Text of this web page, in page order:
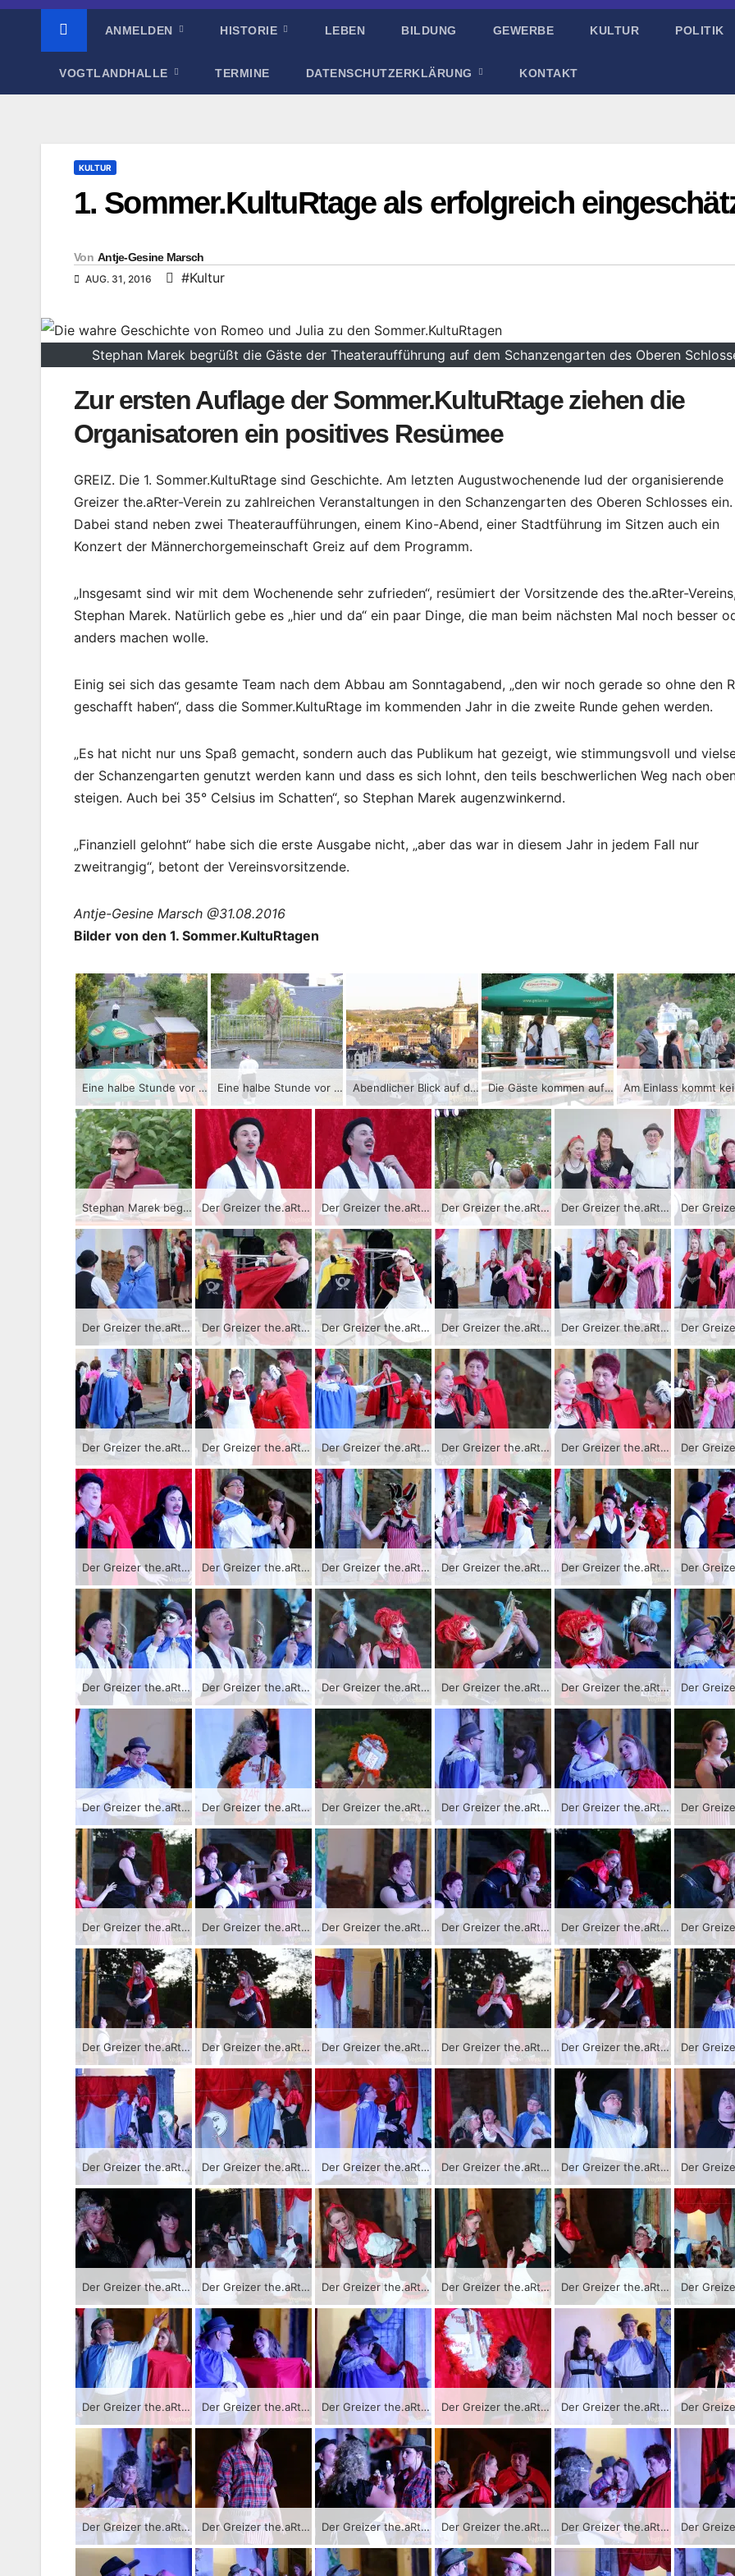
ANMELDEN HISTORIE LEBEN BILDUNG GEWERBE KULTUR POLITIK
VOGTLANDHALLE TERMINE DATENSCHUTZERKLÄRUNG KONTAKT
KULTUR
1. Sommer.KultuRtage als erfolgreich
Von Antje-Gesine Marsch
AUG. 31, 2016 #Kultur
Stephan Marek begrüßt die Gäste der Theateraufführung auf dem Schanzengarten des Oberen
Zur ersten Auflage der Sommer.KultuRtage ziehen die
Organisatoren ein positives Resümee
GREIZ. Die 1. Sommer.KultuRtage sind Geschichte. Am letzten Augustwochenende lud der organisierende
Greizer the.aRter-Verein zu zahlreichen Veranstaltungen in den Schanzengarten des Oberen Schlosses ein.
Dabei stand neben zwei Theateraufführungen, einem Kino-Abend, einer Stadtführung im Sitzen auch ein
Konzert der Männerchorgemeinschaft Greiz auf dem Programm.
„Insgesamt sind wir mit dem Wochenende sehr zufrieden“, resümiert der Vorsitzende des the.aRter-Vereins,
Stephan Marek. Natürlich gebe es „hier und da“ ein paar Dinge, die man beim nächsten Mal noch besser
anders machen wolle.
Einig sei sich das gesamte Team nach dem Abbau am Sonntagabend, „den wir noch gerade so ohne den
geschafft haben“, dass die Sommer.KultuRtage im kommenden Jahr in die zweite Runde gehen werden.
„Es hat nicht nur uns Spaß gemacht, sondern auch das Publikum hat gezeigt, wie stimmungsvoll und
der Schanzengarten genutzt werden kann und dass es sich lohnt, den teils beschwerlichen Weg nach
steigen. Auch bei 35° Celsius im Schatten“, so Stephan Marek augenzwinkernd.
„Finanziell gelohnt“ habe sich die erste Ausgabe nicht, „aber das war in diesem Jahr in jedem Fall nur
zweitrangig“, betont der Vereinsvorsitzende.
Antje-Gesine Marsch @31.08.2016
Bilder von den 1. Sommer.KultuRtagen
Eine halbe Stunde vor Veranstaltungbeginn ein Blick auf den Schanzengarten. Eine halbe Stunde vor Veranstaltungbeginn ein Blick auf den Schanzengarten. Abendlicher Blick auf die Stadt Greiz. Die Gäste kommen auf die Schanze des Oberen Schlosses.
Stephan Marek begrüßt die Gäste der Theateraufführung auf dem Schanzengarten des Oberen Schlosses. Der Greizer the.aRter-Verein bringt als Auftakt der Sommer.KultuRtage das Stück „Die wahre Geschichte von Romeo und Julia“ zur Aufführung. Der Greizer the.aRter-Verein bringt als Auftakt der Sommer.KultuRtage das Stück „Die wahre Geschichte von Romeo und Julia“ zur Aufführung. Der Greizer the.aRter-Verein bringt als Auftakt der Sommer.KultuRtage das Stück „Die wahre Geschichte von Romeo und Julia“ zur Aufführung. Der Greizer the.aRter-Verein bringt als Auftakt der Sommer.KultuRtage das Stück „Die wahre Geschichte von Romeo und Julia“ zur Aufführung.
Der Greizer the.aRter-Verein bringt als Auftakt der Sommer.KultuRtage das Stück „Die wahre Geschichte von Romeo und Julia“ zur Aufführung. Der Greizer the.aRter-Verein bringt als Auftakt der Sommer.KultuRtage das Stück „Die wahre Geschichte von Romeo und Julia“ zur Aufführung. Der Greizer the.aRter-Verein bringt als Auftakt der Sommer.KultuRtage das Stück „Die wahre Geschichte von Romeo und Julia“ zur Aufführung. Der Greizer the.aRter-Verein bringt als Auftakt der Sommer.KultuRtage das Stück „Die wahre Geschichte von Romeo und Julia“ zur Aufführung. Der Greizer the.aRter-Verein bringt als Auftakt der Sommer.KultuRtage das Stück „Die wahre Geschichte von Romeo und Julia“ zur Aufführung.
Der Greizer the.aRter-Verein bringt als Auftakt der Sommer.KultuRtage das Stück „Die wahre Geschichte von Romeo und Julia“ zur Aufführung. Der Greizer the.aRter-Verein bringt als Auftakt der Sommer.KultuRtage das Stück „Die wahre Geschichte von Romeo und Julia“ zur Aufführung. Der Greizer the.aRter-Verein bringt als Auftakt der Sommer.KultuRtage das Stück „Die wahre Geschichte von Romeo und Julia“ zur Aufführung. Der Greizer the.aRter-Verein bringt als Auftakt der Sommer.KultuRtage das Stück „Die wahre Geschichte von Romeo und Julia“ zur Aufführung. Der Greizer the.aRter-Verein bringt als Auftakt der Sommer.KultuRtage das Stück „Die wahre Geschichte von Romeo und Julia“ zur Aufführung.
Der Greizer the.aRter-Verein bringt als Auftakt der Sommer.KultuRtage das Stück „Die wahre Geschichte von Romeo und Julia“ zur Aufführung. Der Greizer the.aRter-Verein bringt als Auftakt der Sommer.KultuRtage das Stück „Die wahre Geschichte von Romeo und Julia“ zur Aufführung. Der Greizer the.aRter-Verein bringt als Auftakt der Sommer.KultuRtage das Stück „Die wahre Geschichte von Romeo und Julia“ zur Aufführung. Der Greizer the.aRter-Verein bringt als Auftakt der Sommer.KultuRtage das Stück „Die wahre Geschichte von Romeo und Julia“ zur Aufführung. Der Greizer the.aRter-Verein bringt als Auftakt der Sommer.KultuRtage das Stück „Die wahre Geschichte von Romeo und Julia“ zur Aufführung.
Der Greizer the.aRter-Verein bringt als Auftakt der Sommer.KultuRtage das Stück „Die wahre Geschichte von Romeo und Julia“ zur Aufführung. Der Greizer the.aRter-Verein bringt als Auftakt der Sommer.KultuRtage das Stück „Die wahre Geschichte von Romeo und Julia“ zur Aufführung. Der Greizer the.aRter-Verein bringt als Auftakt der Sommer.KultuRtage das Stück „Die wahre Geschichte von Romeo und Julia“ zur Aufführung. Der Greizer the.aRter-Verein bringt als Auftakt der Sommer.KultuRtage das Stück „Die wahre Geschichte von Romeo und Julia“ zur Aufführung. Der Greizer the.aRter-Verein bringt als Auftakt der Sommer.KultuRtage das Stück „Die wahre Geschichte von Romeo und Julia“ zur Aufführung.
Der Greizer the.aRter-Verein bringt als Auftakt der Sommer.KultuRtage das Stück „Die wahre Geschichte von Romeo und Julia“ zur Aufführung. Der Greizer the.aRter-Verein bringt als Auftakt der Sommer.KultuRtage das Stück „Die wahre Geschichte von Romeo und Julia“ zur Aufführung. Der Greizer the.aRter-Verein bringt als Auftakt der Sommer.KultuRtage das Stück „Die wahre Geschichte von Romeo und Julia“ zur Aufführung. Der Greizer the.aRter-Verein bringt als Auftakt der Sommer.KultuRtage das Stück „Die wahre Geschichte von Romeo und Julia“ zur Aufführung. Der Greizer the.aRter-Verein bringt als Auftakt der Sommer.KultuRtage das Stück „Die wahre Geschichte von Romeo und Julia“ zur Aufführung.
Der Greizer the.aRter-Verein bringt als Auftakt der Sommer.KultuRtage das Stück „Die wahre Geschichte von Romeo und Julia“ zur Aufführung. Der Greizer the.aRter-Verein bringt als Auftakt der Sommer.KultuRtage das Stück „Die wahre Geschichte von Romeo und Julia“ zur Aufführung. Der Greizer the.aRter-Verein bringt als Auftakt der Sommer.KultuRtage das Stück „Die wahre Geschichte von Romeo und Julia“ zur Aufführung. Der Greizer the.aRter-Verein bringt als Auftakt der Sommer.KultuRtage das Stück „Die wahre Geschichte von Romeo und Julia“ zur Aufführung. Der Greizer the.aRter-Verein bringt als Auftakt der Sommer.KultuRtage das Stück „Die wahre Geschichte von Romeo und Julia“ zur Aufführung.
Der Greizer the.aRter-Verein bringt als Auftakt der Sommer.KultuRtage das Stück „Die wahre Geschichte von Romeo und Julia“ zur Aufführung. Der Greizer the.aRter-Verein bringt als Auftakt der Sommer.KultuRtage das Stück „Die wahre Geschichte von Romeo und Julia“ zur Aufführung. Der Greizer the.aRter-Verein bringt als Auftakt der Sommer.KultuRtage das Stück „Die wahre Geschichte von Romeo und Julia“ zur Aufführung. Der Greizer the.aRter-Verein bringt als Auftakt der Sommer.KultuRtage das Stück „Die wahre Geschichte von Romeo und Julia“ zur Aufführung. Der Greizer the.aRter-Verein bringt als Auftakt der Sommer.KultuRtage das Stück „Die wahre Geschichte von Romeo und Julia“ zur Aufführung.
Der Greizer the.aRter-Verein bringt als Auftakt der Sommer.KultuRtage das Stück „Die wahre Geschichte von Romeo und Julia“ zur Aufführung. Der Greizer the.aRter-Verein bringt als Auftakt der Sommer.KultuRtage das Stück „Die wahre Geschichte von Romeo und Julia“ zur Aufführung. Der Greizer the.aRter-Verein bringt als Auftakt der Sommer.KultuRtage das Stück „Die wahre Geschichte von Romeo und Julia“ zur Aufführung. Der Greizer the.aRter-Verein bringt als Auftakt der Sommer.KultuRtage das Stück „Die wahre Geschichte von Romeo und Julia“ zur Aufführung. Der Greizer the.aRter-Verein bringt als Auftakt der Sommer.KultuRtage das Stück „Die wahre Geschichte von Romeo und Julia“ zur Aufführung.
Der Greizer the.aRter-Verein bringt als Auftakt der Sommer.KultuRtage das Stück „Die wahre Geschichte von Romeo und Julia“ zur Aufführung. Der Greizer the.aRter-Verein bringt als Auftakt der Sommer.KultuRtage das Stück „Die wahre Geschichte von Romeo und Julia“ zur Aufführung. Der Greizer the.aRter-Verein bringt als Auftakt der Sommer.KultuRtage das Stück „Die wahre Geschichte von Romeo und Julia“ zur Aufführung. Der Greizer the.aRter-Verein bringt als Auftakt der Sommer.KultuRtage das Stück „Die wahre Geschichte von Romeo und Julia“ zur Aufführung. Der Greizer the.aRter-Verein bringt als Auftakt der Sommer.KultuRtage das Stück „Die wahre Geschichte von Romeo und Julia“ zur Aufführung.
Der Greizer the.aRter-Verein bringt als Auftakt der Sommer.KultuRtage das Stück „Die wahre Geschichte von Romeo und Julia“ zur Aufführung. Der Greizer the.aRter-Verein bringt als Auftakt der Sommer.KultuRtage das Stück „Die wahre Geschichte von Romeo und Julia“ zur Aufführung. Der Greizer the.aRter-Verein bringt als Auftakt der Sommer.KultuRtage das Stück „Die wahre Geschichte von Romeo und Julia“ zur Aufführung. Der Greizer the.aRter-Verein bringt als Auftakt der Sommer.KultuRtage das Stück „Die wahre Geschichte von Romeo und Julia“ zur Aufführung. Der Greizer the.aRter-Verein bringt als Auftakt der Sommer.KultuRtage das Stück „Die wahre Geschichte von Romeo und Julia“ zur Aufführung.
Der Greizer the.aRter-Verein bringt als Auftakt der Sommer.KultuRtage das Stück „Die wahre Geschichte von Romeo und Julia“ zur Aufführung. Der Greizer the.aRter-Verein bringt als Auftakt der Sommer.KultuRtage das Stück „Die wahre Geschichte von Romeo und Julia“ zur Aufführung. Der Greizer the.aRter-Verein bringt als Auftakt der Sommer.KultuRtage das Stück „Die wahre Geschichte von Romeo und Julia“ zur Aufführung. Der Greizer the.aRter-Verein bringt als Auftakt der Sommer.KultuRtage das Stück „Die wahre Geschichte von Romeo und Julia“ zur Aufführung. Der Greizer the.aRter-Verein bringt als Auftakt der Sommer.KultuRtage das Stück „Die wahre Geschichte von Romeo und Julia“ zur Aufführung.